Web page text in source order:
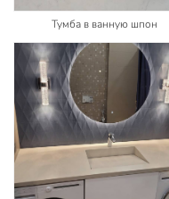
Тумба в ванную шпон